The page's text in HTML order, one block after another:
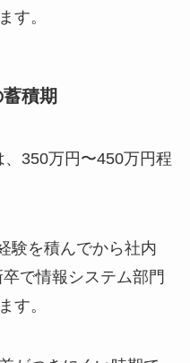
す。
積期
350万円〜450万円程
験を積んでから社内
で情報システム部門
す。